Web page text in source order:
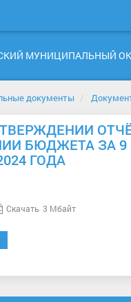
МУНИЦИПАЛЬНЫЙ
документы
БЮДЖЕТА ЗА 9
ГОДА
Скачать 3 Мбайт